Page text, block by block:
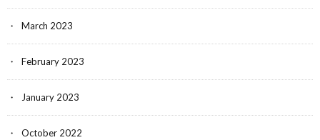
March 2023
February 2023
January 2023
October 2022